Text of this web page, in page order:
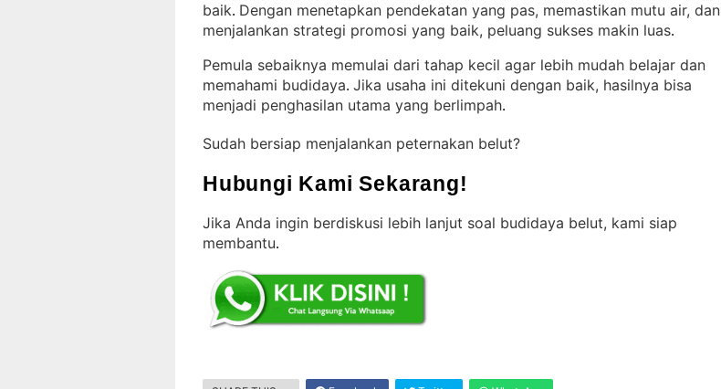
baik. Dengan menetapkan pendekatan yang pas, memastikan mutu air, dan
menjalankan strategi promosi yang baik, peluang sukses makin luas.
Pemula sebaiknya memulai dari tahap kecil agar lebih mudah belajar dan
memahami budidaya. Jika usaha ini ditekuni dengan baik, hasilnya bisa
menjadi penghasilan utama yang berlimpah.
Sudah bersiap menjalankan peternakan belut?
Hubungi Kami Sekarang!
Jika Anda ingin berdiskusi lebih lanjut soal budidaya belut, kami siap
membantu.